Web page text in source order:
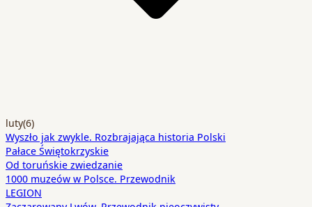
luty(6)
Wyszło jak zwykle. Rozbrajająca historia Polski
Pałace Świętokrzyskie
Od toruńskie zwiedzanie
1000 muzeów w Polsce. Przewodnik
LEGION